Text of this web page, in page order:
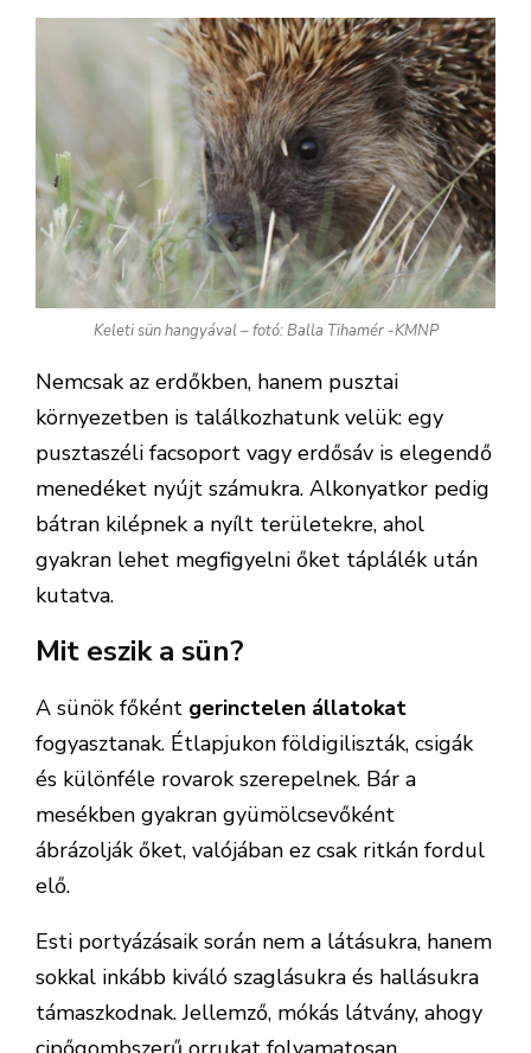
Keleti sün hangyával – fotó: Balla Tihamér -KMNP
Nemcsak az erdőkben, hanem pusztai
környezetben is találkozhatunk velük: egy
pusztaszéli facsoport vagy erdősáv is elegendő
menedéket nyújt számukra. Alkonyatkor pedig
bátran kilépnek a nyílt területekre, ahol
gyakran lehet megfigyelni őket táplálék után
kutatva.
Mit eszik a sün?
A sünök főként gerinctelen állatokat
fogyasztanak. Étlapjukon földigiliszták, csigák
és különféle rovarok szerepelnek. Bár a
mesékben gyakran gyümölcsevőként
ábrázolják őket, valójában ez csak ritkán fordul
elő.
Esti portyázásaik során nem a látásukra, hanem
sokkal inkább kiváló szaglásukra és hallásukra
támaszkodnak. Jellemző, mókás látvány, ahogy